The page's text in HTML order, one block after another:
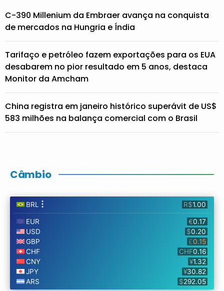
C-390 Millenium da Embraer avança na conquista
de mercados na Hungria e Índia
Tarifaço e petróleo fazem exportações para os EUA
desabarem no pior resultado em 5 anos, destaca
Monitor da Amcham
China registra em janeiro histórico superávit de US$
583 milhões na balança comercial com o Brasil
Câmbio